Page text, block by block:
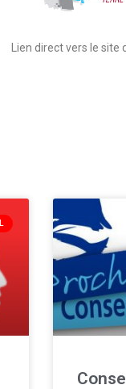
Lien direct vers le site